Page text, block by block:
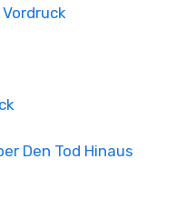
Den Tod Hinaus